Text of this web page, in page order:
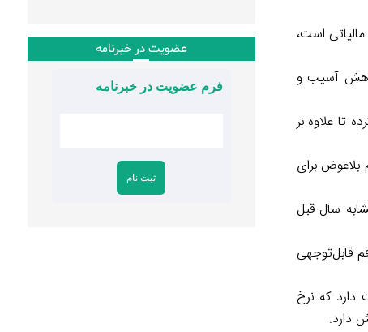
مربوط به معافیت‌های مالیاتی است،
کاهش آسیب و
تا علاوه بر
با وام بلاعوض برای
سال قبل
قابل‌توجهی
حکایت دارد که نرخ
عضویت در خبرنامه
فرم عضویت در خبرنامه